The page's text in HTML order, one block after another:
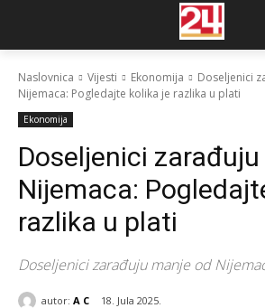
Naslovnica Vijesti Ekonomija
Doseljenici
Nijemaca: Pogledajte kolika je razlika u plati
Ekonomija
Doseljenici
Nijemaca:
razlika u plati
Doseljenici zarađuju manje od
autor: A C 18. Jula 2025.